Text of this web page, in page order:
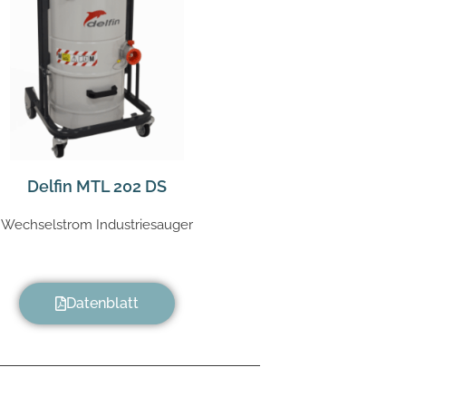
Delfin MTL 202 DS
Wechselstrom Industriesauger
Datenblatt